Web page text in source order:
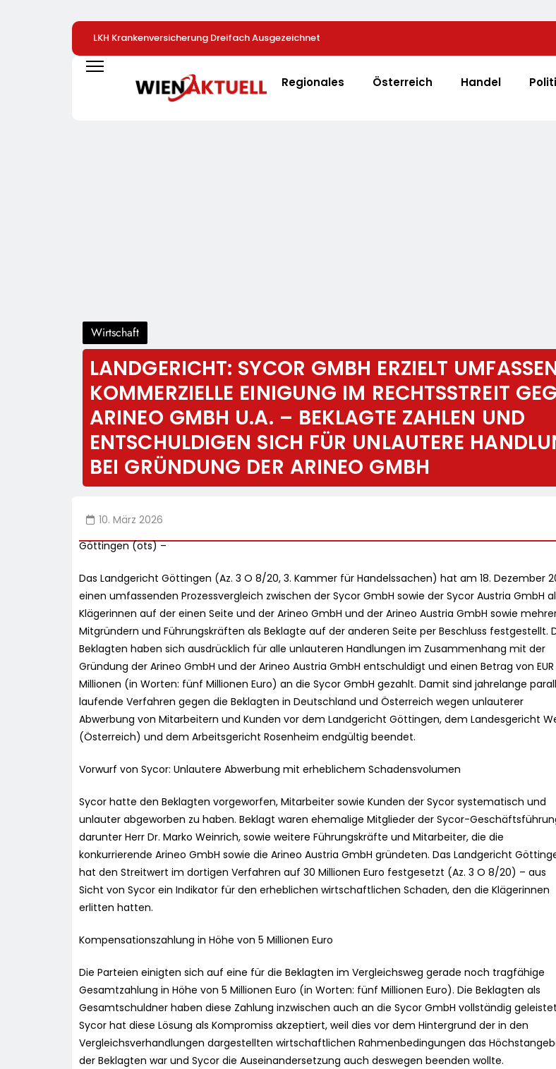
LKH Krankenversicherung Dreifach Ausgezeichnet
„Gustavomat“ An Den Start
Regionales Österreich Handel
Wirtschaft
LANDGERICHT: SYCOR GMBH ERZIELT
KOMMERZIELLE EINIGUNG IM RECHTSSTREIT
ARINEO GMBH U.A. – BEKLAGTE ZAHLEN UND
ENTSCHULDIGEN SICH FÜR UNLAUTERE
BEI GRÜNDUNG DER ARINEO GMBH
10. März 2026
Göttingen (ots) –
Das Landgericht Göttingen (Az. 3 O 8/20, 3. Kammer für Handelssachen) hat am 18. Dezember
einen umfassenden Prozessvergleich zwischen der Sycor GmbH sowie der Sycor Austria GmbH
Klägerinnen auf der einen Seite und der Arineo GmbH und der Arineo Austria GmbH sowie
Mitgründern und Führungskräften als Beklagte auf der anderen Seite per Beschluss festgestellt.
Beklagten haben sich ausdrücklich für alle unlauteren Handlungen im Zusammenhang mit der
Gründung der Arineo GmbH und der Arineo Austria GmbH entschuldigt und einen Betrag von EUR
Millionen (in Worten: fünf Millionen Euro) an die Sycor GmbH gezahlt. Damit sind jahrelange
laufende Verfahren gegen die Beklagten in Deutschland und Österreich wegen unlauterer
Abwerbung von Mitarbeitern und Kunden vor dem Landgericht Göttingen, dem Landesgericht
(Österreich) und dem Arbeitsgericht Rosenheim endgültig beendet.
Vorwurf von Sycor: Unlautere Abwerbung mit erheblichem Schadensvolumen
Sycor hatte den Beklagten vorgeworfen, Mitarbeiter sowie Kunden der Sycor systematisch und
unlauter abgeworben zu haben. Beklagt waren ehemalige Mitglieder der Sycor-
darunter Herr Dr. Marko Weinrich, sowie weitere Führungskräfte und Mitarbeiter, die die
konkurrierende Arineo GmbH sowie die Arineo Austria GmbH gründeten. Das Landgericht
hat den Streitwert im dortigen Verfahren auf 30 Millionen Euro festgesetzt (Az. 3 O 8/20) – aus
Sicht von Sycor ein Indikator für den erheblichen wirtschaftlichen Schaden, den die Klägerinnen
erlitten hatten.
Kompensationszahlung in Höhe von 5 Millionen Euro
Die Parteien einigten sich auf eine für die Beklagten im Vergleichsweg gerade noch tragfähige
Gesamtzahlung in Höhe von 5 Millionen Euro (in Worten: fünf Millionen Euro). Die Beklagten als
Gesamtschuldner haben diese Zahlung inzwischen auch an die Sycor GmbH vollständig
Sycor hat diese Lösung als Kompromiss akzeptiert, weil dies vor dem Hintergrund der in den
Vergleichsverhandlungen dargestellten wirtschaftlichen Rahmenbedingungen das
der Beklagten war und Sycor die Auseinandersetzung auch deswegen beenden wollte.